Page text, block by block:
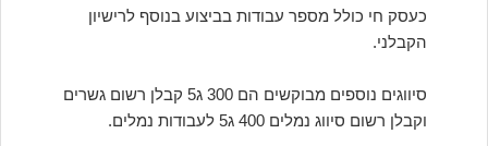
כעסק חי כולל מספר עבודות בביצוע בנוסף לרישיון
הקבלני.
סיווגים נוספים מבוקשים הם 300 ג5 קבלן רשום גשרים
וקבלן רשום סיווג נמלים 400 ג5 לעבודות נמלים.